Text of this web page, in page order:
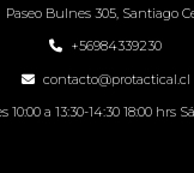
Paseo Bulnes 305, Santiago
+56984339230
contacto@protactical.cl
a 13:30-14:30 18:00 hrs